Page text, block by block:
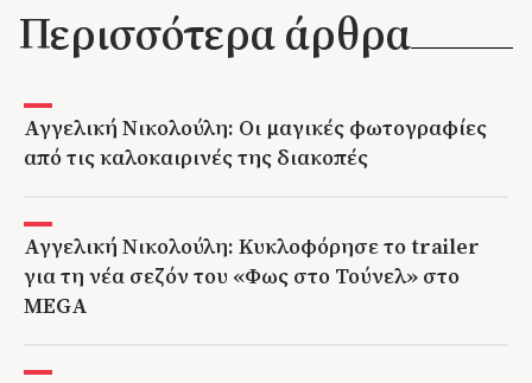
Περισσότερα άρθρα
Αγγελική Νικολούλη: Οι μαγικές φωτογραφίες
από τις καλοκαιρινές της διακοπές
Αγγελική Νικολούλη: Κυκλοφόρησε το trailer
για τη νέα σεζόν του «Φως στο Τούνελ» στο
MEGA